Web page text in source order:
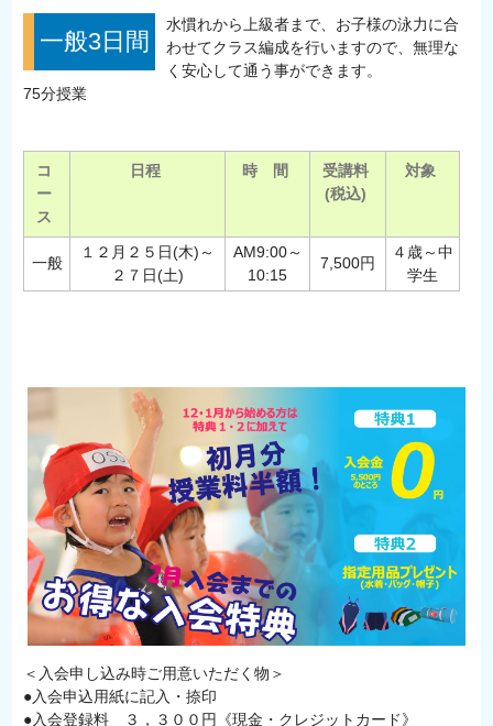
一般3日間
水慣れから上級者まで、お子様の泳力に合
わせてクラス編成を行いますので、無理な
く安心して通う事ができます。
75分授業
コ
ー
ス
日程 時 間
受講料
(税込)
対象
一般
１２月２５日(木)～
２７日(土)
AM9:00～
10:15
7,500円
４歳～中
学生
＜入会申し込み時ご用意いただく物＞
●入会申込用紙に記入・捺印
●入会登録料 ３，３００円《現金・クレジットカード》